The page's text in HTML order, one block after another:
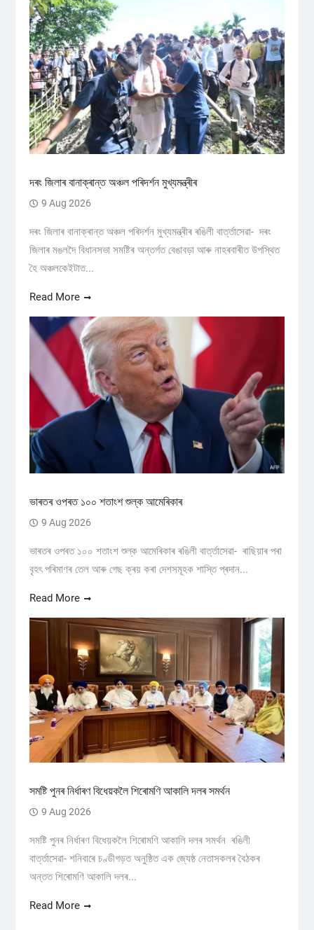
দৰং জিলাৰ বানাক্ৰান্ত অঞ্চল পৰিদৰ্শন মুখ্যমন্ত্ৰীৰ
9 Aug 2026
দৰং জিলাৰ বানাক্ৰান্ত অঞ্চল পৰিদৰ্শন মুখ্যমন্ত্ৰীৰ ৰঙিলী বাৰ্ত্তাসেৱা- দৰং
জিলাৰ মঙলদৈ বিধানসভা সমষ্টিৰ অন্তৰ্গত বেঙাবড়া আৰু নাহৰবাৰীত উপস্থিত
হৈ অঞ্চলকেইটাত...
Read More
ভাৰতৰ ওপৰত ১০০ শতাংশ শুল্ক আমেৰিকাৰ
9 Aug 2026
ভাৰতৰ ওপৰত ১০০ শতাংশ শুল্ক আমেৰিকাৰ ৰঙিলী বাৰ্ত্তাসেৱা- ৰাছিয়াৰ পৰা
বৃহৎ পৰিমাণৰ তেল আৰু গেছ ক্ৰয় কৰা দেশসমূহক শাস্তি প্ৰদান...
Read More
সমষ্টি পুনৰ নিৰ্ধাৰণ বিধেয়কলৈ শিৰোমণি আকালি দলৰ সমর্থন
9 Aug 2026
সমষ্টি পুনৰ নিৰ্ধাৰণ বিধেয়কলৈ শিৰোমণি আকালি দলৰ সমর্থন ৰঙিলী
বাৰ্ত্তাসেৱা- শনিবাৰে চণ্ডীগড়ত অনুষ্ঠিত এক জ্যেষ্ঠ নেতাসকলৰ বৈঠকৰ
অন্তত শিৰোমণি আকালি দলৰ...
Read More